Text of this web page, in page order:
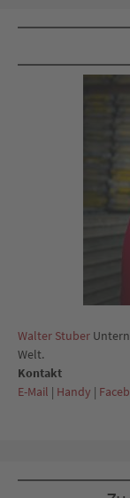
Walter Stuber
Welt.
Kontakt
E-Mail | Handy |